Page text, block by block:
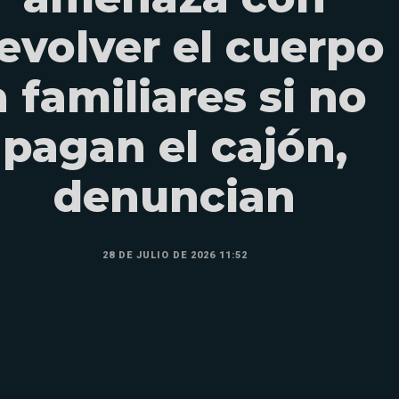
el cuerpo
familiares si no
pagan el cajón,
denuncian
28 DE JULIO DE 2026 11:52